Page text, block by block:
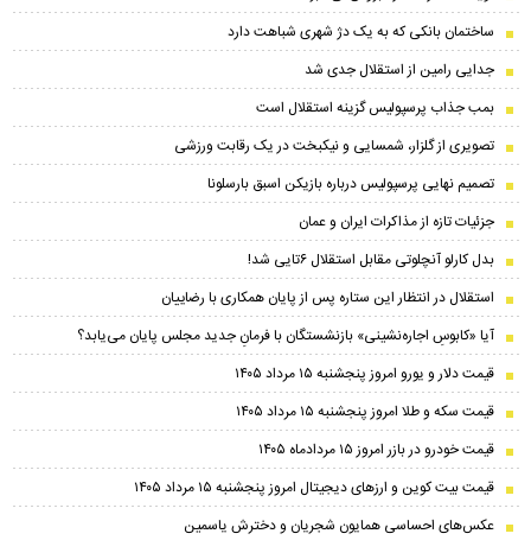
ساختمان بانکی که به یک دژ شهری شباهت دارد
جدایی رامین از استقلال جدی شد
بمب جذاب پرسپولیس گزینه استقلال است
تصویری از گلزار، شمسایی و نیکبخت در یک رقابت ورزشی
تصمیم نهایی پرسپولیس درباره بازیکن اسبق بارسلونا
جزئیات تازه از مذاکرات ایران و عمان
بدل کارلو آنچلوتی مقابل استقلال ۶تایی شد!
استقلال در انتظار این ستاره پس از پایان همکاری با رضاییان
آیا «کابوسِ اجاره‌نشینی» بازنشستگان با فرمانِ جدید مجلس پایان می‌یابد؟
قیمت دلار و یورو امروز پنجشنبه ۱۵ مرداد ۱۴۰۵
قیمت سکه و طلا امروز پنجشنبه ۱۵ مرداد ۱۴۰۵
قیمت خودرو در بازر امروز ۱۵ مردادماه ۱۴۰۵
قیمت بیت کوین و ارز‌های دیجیتال امروز پنجشنبه ۱۵ مرداد ۱۴۰۵
عکس‌های احساسی همایون شجریان و دخترش یاسمین